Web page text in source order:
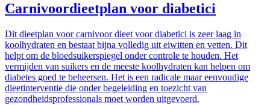
Carnivoordieetplan voor diabetici
Dit dieetplan voor carnivoor dieet voor diabetici is zeer laag in
koolhydraten en bestaat bijna volledig uit eiwitten en vetten. Dit
helpt om de bloedsuikerspiegel onder controle te houden. Het
vermijden van suikers en de meeste koolhydraten kan helpen om
diabetes goed te beheersen. Het is een radicale maar eenvoudige
dieetinterventie die onder begeleiding en toezicht van
gezondheidsprofessionals moet worden uitgevoerd.